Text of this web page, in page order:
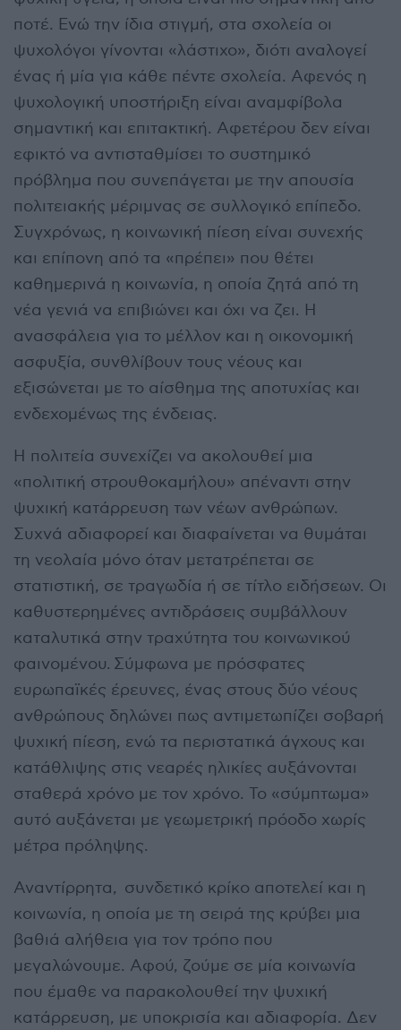
ποτέ. Ενώ την ίδια στιγμή, στα σχολεία οι
ψυχολόγοι γίνονται «λάστιχο», διότι αναλογεί
ένας ή μία για κάθε πέντε σχολεία. Αφενός η
ψυχολογική υποστήριξη είναι αναμφίβολα
σημαντική και επιτακτική. Αφετέρου δεν είναι
εφικτό να αντισταθμίσει το συστημικό
πρόβλημα που συνεπάγεται με την απουσία
πολιτειακής μέριμνας σε συλλογικό επίπεδο.
Συγχρόνως, η κοινωνική πίεση είναι συνεχής
και επίπονη από τα «πρέπει» που θέτει
καθημερινά η κοινωνία, η οποία ζητά από τη
νέα γενιά να επιβιώνει και όχι να ζει. Η
ανασφάλεια για το μέλλον και η οικονομική
ασφυξία, συνθλίβουν τους νέους και
εξισώνεται με το αίσθημα της αποτυχίας και
ενδεχομένως της ένδειας.
Η πολιτεία συνεχίζει να ακολουθεί μια
«πολιτική στρουθοκαμήλου» απέναντι στην
ψυχική κατάρρευση των νέων ανθρώπων.
Συχνά αδιαφορεί και διαφαίνεται να θυμάται
τη νεολαία μόνο όταν μετατρέπεται σε
στατιστική, σε τραγωδία ή σε τίτλο ειδήσεων. Οι
καθυστερημένες αντιδράσεις συμβάλλουν
καταλυτικά στην τραχύτητα του κοινωνικού
φαινομένου. Σύμφωνα με πρόσφατες
ευρωπαϊκές έρευνες, ένας στους δύο νέους
ανθρώπους δηλώνει πως αντιμετωπίζει σοβαρή
ψυχική πίεση, ενώ τα περιστατικά άγχους και
κατάθλιψης στις νεαρές ηλικίες αυξάνονται
σταθερά χρόνο με τον χρόνο. Το «σύμπτωμα»
αυτό αυξάνεται με γεωμετρική πρόοδο χωρίς
μέτρα πρόληψης.
Αναντίρρητα, συνδετικό κρίκο αποτελεί και η
κοινωνία, η οποία με τη σειρά της κρύβει μια
βαθιά αλήθεια για τον τρόπο που
μεγαλώνουμε. Αφού, ζούμε σε μία κοινωνία
που έμαθε να παρακολουθεί την ψυχική
κατάρρευση, με υποκρισία και αδιαφορία. Δεν